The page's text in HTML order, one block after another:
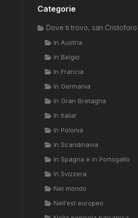
Categorie
Dove ti trovo, san
In Austria
In Belgio
In Francia
In Germania
In Gran Bretagna
In Italia!
In Polonia
In Scandinavia
In Spagna e in Portogallo
In Svizzera
Nel mondo
Nell'est europeo